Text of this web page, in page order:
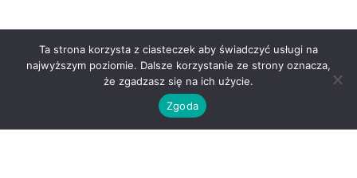
Ta strona korzysta z ciasteczek aby świadczyć usługi na
najwyższym poziomie. Dalsze korzystanie ze strony oznacza,
że zgadzasz się na ich użycie.
Zgoda